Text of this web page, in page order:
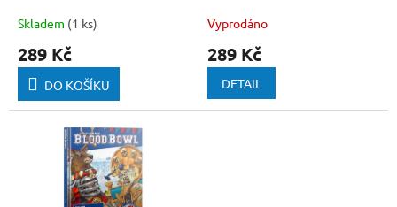
Skladem (1 ks)
289 Kč
DO KOŠÍKU
Vyprodáno
289 Kč
DETAIL